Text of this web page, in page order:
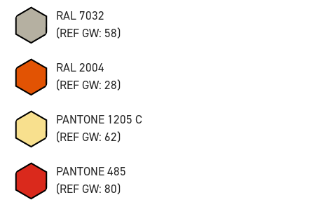
RAL 7032
(REF GW: 58)
RAL 2004
(REF GW: 28)
PANTONE 1205 C
(REF GW: 62)
PANTONE 485
(REF GW: 80)